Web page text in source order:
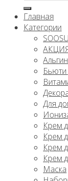
Главная
Категории
Для
Крем
Крем
Крем
Крем
Маска